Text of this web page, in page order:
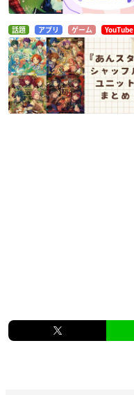
話題 アプリ ゲーム YouTube